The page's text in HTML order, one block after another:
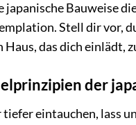
japanische Bauweise
Stell dir vor,
Haus, das dich einlädt,
der
eintauchen, lass